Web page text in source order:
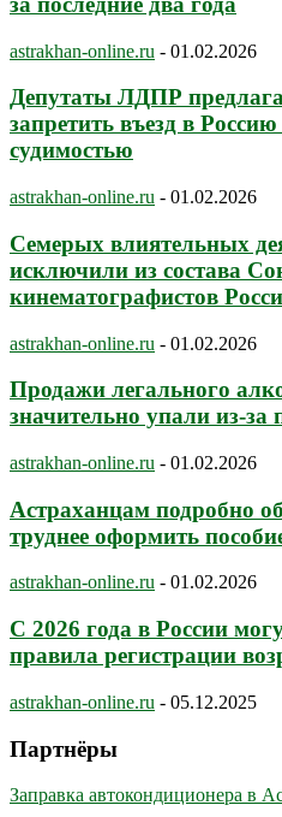
astrakhan-online.ru - 01.02.2026
Депутаты ЛДПР
запретить въезд в
судимостью
astrakhan-online.ru - 01.02.2026
Семерых влиятельных
исключили из состава
кинематографистов
astrakhan-online.ru - 01.02.2026
Продажи легального
значительно упали из-за
astrakhan-online.ru - 01.02.2026
Астраханцам подробно
труднее оформить
astrakhan-online.ru - 01.02.2026
С 2026 года в России
правила регистрации
astrakhan-online.ru - 05.12.2025
Партнёры
Заправка автокондиционера в